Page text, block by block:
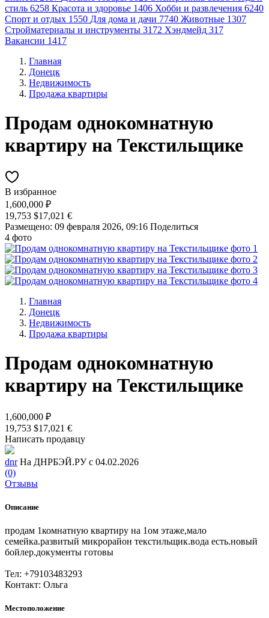
стиль 6258 Красота и здоровье 1406 Хобби и развлечения 6240
Спорт и отдых 1550 Для дома и дачи 7740 Животные 1307
Стройматериалы и инструменты 3172 Хэндмейд 317
Вакансии 1417
Главная
Донецк
Недвижимость
Продажа квартиры
Продам однокомнатную
квартиру на Текстильщике
В избранное
1,600,000 ₽
19,753 $17,021 €
Размещено: 09 февраля 2026, 09:16 Поделиться
4 фото
Главная
Донецк
Недвижимость
Продажа квартиры
Продам однокомнатную
квартиру на Текстильщике
1,600,000 ₽
19,753 $17,021 €
Написать продавцу
dnr На ДНРБЭЙ.РУ с 04.02.2026
(0)
Отзывы
Описание
продам 1комнатную квартиру на 1ом этаже,мало
семейка.развитый микрорайон текстильщик.вода есть.новый
бойлер.документы готовы
Тел: +79103483293
Контакт: Ольга
Местоположение